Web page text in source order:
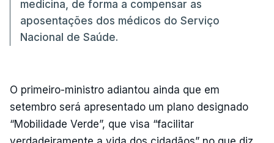
medicina, de forma a compensar as
aposentações dos médicos do Serviço
Nacional de Saúde.
O primeiro-ministro adiantou ainda que em
setembro será apresentado um plano designado
“Mobilidade Verde”, que visa “facilitar